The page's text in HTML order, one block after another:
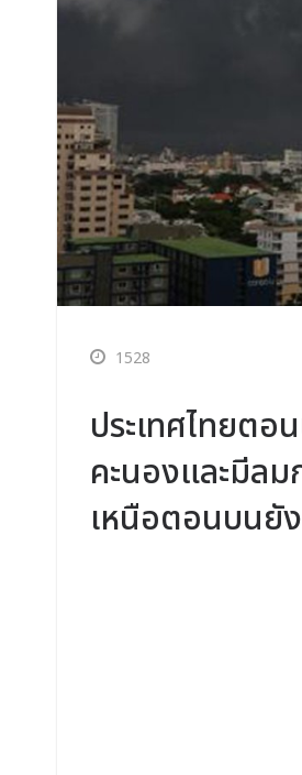
1528
ประเทศไทยต
คะนองและมีลม
เหนือตอนบนยั